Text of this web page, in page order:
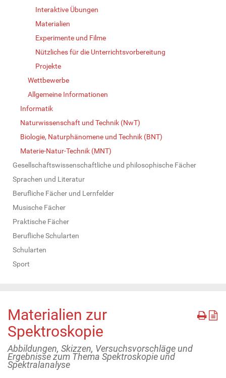
Interaktive Übungen
Materialien
Experimente und Filme
Nützliches für die Unterrichtsvorbereitung
Projekte
Wettbewerbe
Allgemeine Informationen
Informatik
Naturwissenschaft und Technik (NwT)
Biologie, Naturphänomene und Technik (BNT)
Materie-Natur-Technik (MNT)
Gesellschaftswissenschaftliche und philosophische Fächer
Sprachen und Literatur
Berufliche Fächer und Lernfelder
Musische Fächer
Praktische Fächer
Berufliche Schularten
Schularten
Sport
Materialien zur
Spektroskopie
Abbildungen, Skizzen, Versuchsvorschläge und
Ergebnisse zum Thema Spektroskopie und
Spektralanalyse